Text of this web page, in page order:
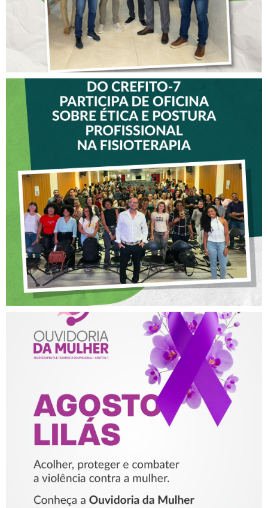
VICE-PRESIDENTE DO
CREFITO-7 PARTICIPA DE
OFICINA SOBRE ÉTICA E
POSTURA PROFISSIONAL
NA FISIOTERAPIA
AGOSTO LILÁS – ACOLHER,
PROTEGER E COMBATER A
VIOLÊNCIA CONTRA A
MULHER